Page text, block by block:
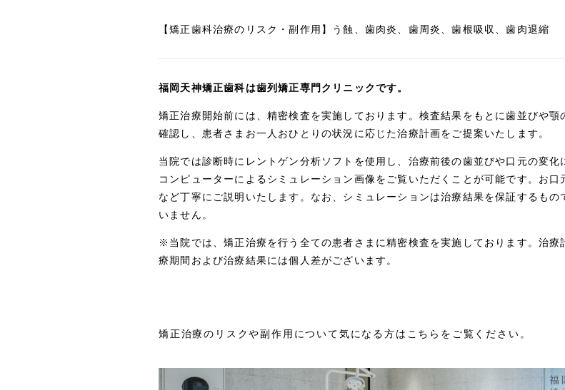
【矯正歯科治療のリスク・副作用】う蝕、歯肉炎、歯周炎、歯根吸収、歯肉退縮
福岡天神矯正歯科は歯列矯正専門クリニックです。
矯正治療開始前には、精密検査を実施しております。検査結果をもとに歯並びや顎
確認し、患者さまお一人おひとりの状況に応じた治療計画をご提案いたします。
当院では診断時にレントゲン分析ソフトを使用し、治療前後の歯並びや口元の変化
コンピューターによるシミュレーション画像をご覧いただくことが可能です。お口
など丁寧にご説明いたします。なお、シミュレーションは治療結果を保証するもの
いません。
※当院では、矯正治療を行う全ての患者さまに精密検査を実施しております。治療
療期間および治療結果には個人差がございます。
矯正治療のリスクや副作用について気になる方はこちらをご覧ください。